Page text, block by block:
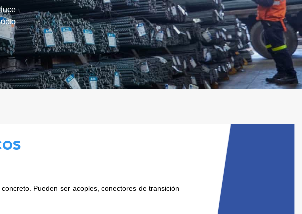
Pueden ser acoples, conectores de transición